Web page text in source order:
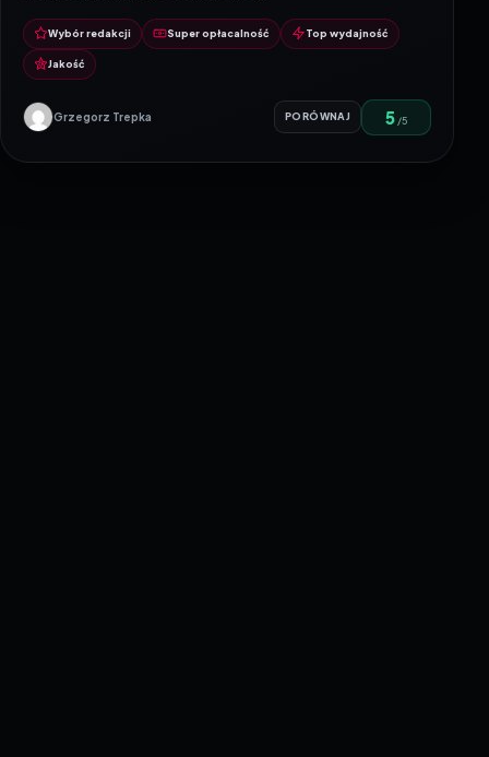
Wybór redakcji Super opłacalność Top wydajność
Jakość
Grzegorz Trepka PORÓWNAJ 5 /5